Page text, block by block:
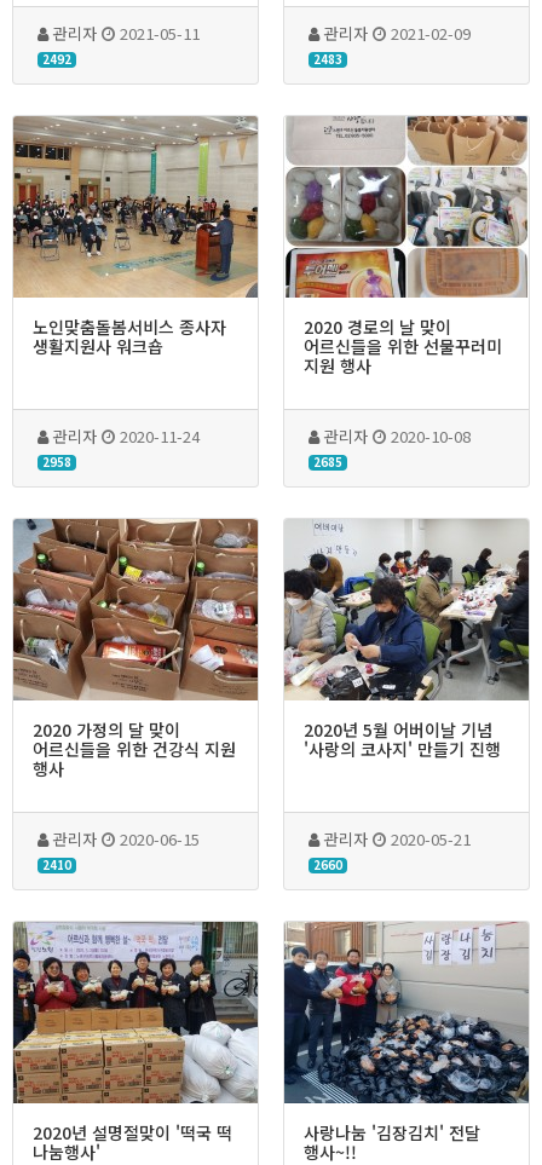
관리자 2021-05-11
2492
관리자 2021-02-09
2483
노인맞춤돌봄서비스 종사자
생활지원사 워크숍
관리자 2020-11-24
2958
2020 경로의 날 맞이
어르신들을 위한 선물꾸러미
지원 행사
관리자 2020-10-08
2685
2020 가정의 달 맞이
어르신들을 위한 건강식 지원
행사
관리자 2020-06-15
2410
2020년 5월 어버이날 기념
'사랑의 코사지' 만들기 진행
관리자 2020-05-21
2660
2020년 설명절맞이 '떡국 떡
나눔행사'
사랑나눔 '김장김치' 전달
행사~!!